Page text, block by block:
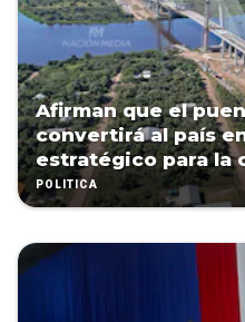
Afirman que el
convertirá al país
estratégico para la
POLÍTICA